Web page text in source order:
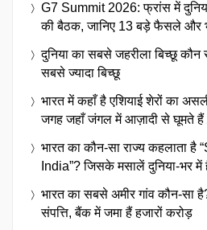
G7 Summit 2026: फ्रांस में
की बैठक, जानिए 13 बड़े फैसले और
दुनिया का सबसे जहरीला बिच्छू कौन
सबसे ज्यादा बिच्छू
भारत में कहाँ है एशियाई शेरों का
जगह जहाँ जंगल में आज़ादी से घूमते
भारत का कौन-सा राज्य कहलाता
India”? जिसके मसालें दुनिया-भर में
भारत का सबसे अमीर गांव कौन-सा
संपत्ति, बैंक में जमा हैं हजारों करोड़